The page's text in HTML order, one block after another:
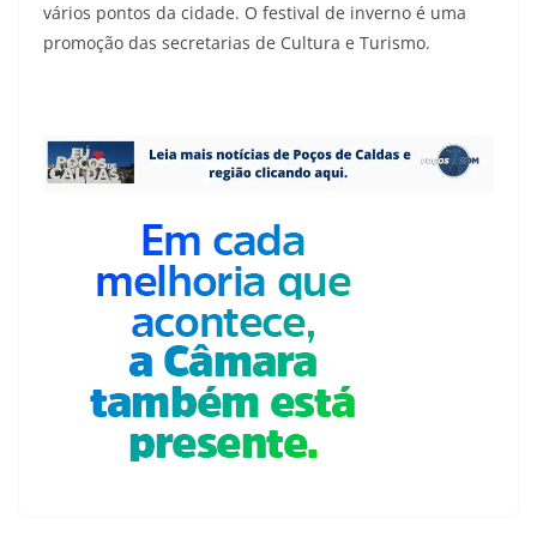
vários pontos da cidade. O festival de inverno é uma
promoção das secretarias de Cultura e Turismo.